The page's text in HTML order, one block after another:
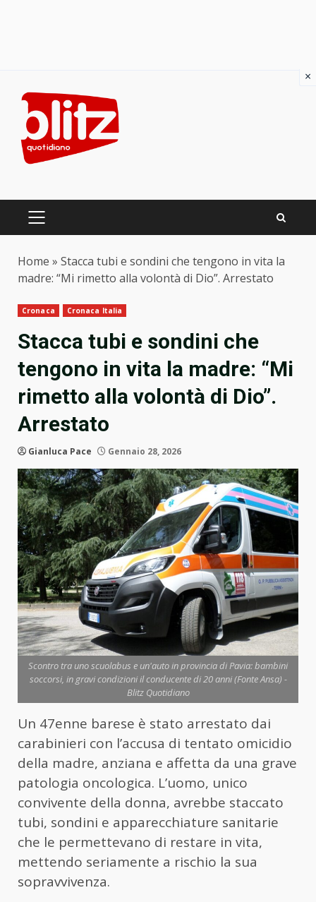
content
PRIMARY
Home » Stacca tubi e sondini che tengono in vita la
madre: “Mi rimetto alla volontà di Dio”. Arrestato
Cronaca Cronaca Italia
Stacca tubi e sondini che
tengono in vita la madre: “Mi
rimetto alla volontà di Dio”.
Arrestato
Gianluca Pace Gennaio 28, 2026
Scontro tra uno scuolabus e un'auto in provincia di Pavia: bambini
soccorsi, in gravi condizioni il conducente di 20 anni (Fonte Ansa) -
Blitz Quotidiano
Un 47enne barese è stato arrestato dai
carabinieri con l’accusa di tentato omicidio
della madre, anziana e affetta da una grave
patologia oncologica. L’uomo, unico
convivente della donna, avrebbe staccato
tubi, sondini e apparecchiature sanitarie
che le permettevano di restare in vita,
mettendo seriamente a rischio la sua
sopravvivenza.
×